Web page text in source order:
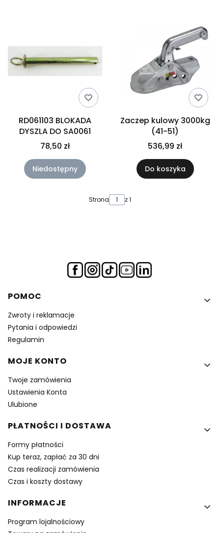
RD061103 BLOKADA
DYSZLA DO SA0061
78,50 zł
Niedostępny
Zaczep kulowy 3000kg
(41-51)
536,99 zł
Do koszyka
Strona z 1
Linki w stopce
POMOC
Zwroty i reklamacje
Pytania i odpowiedzi
Regulamin
MOJE KONTO
Twoje zamówienia
Ustawienia Konta
Ulubione
PŁATNOŚCI I DOSTAWA
Formy płatności
Kup teraz, zapłać za 30 dni
Czas realizacji zamówienia
Czas i koszty dostawy
INFORMACJE
Program lojalnościowy